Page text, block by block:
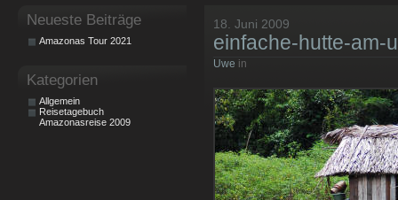
18. Juni 2009
einfache-hutte-am-
Uwe in
Neueste Beiträge
Amazonas Tour 2021
Kategorien
Allgemein
Reisetagebuch
Amazonasreise 2009